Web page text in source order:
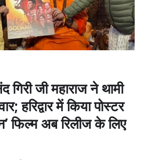
गिरी जी महाराज ने थामी
हरिद्वार में किया पोस्टर
फिल्म अब रिलीज के लिए